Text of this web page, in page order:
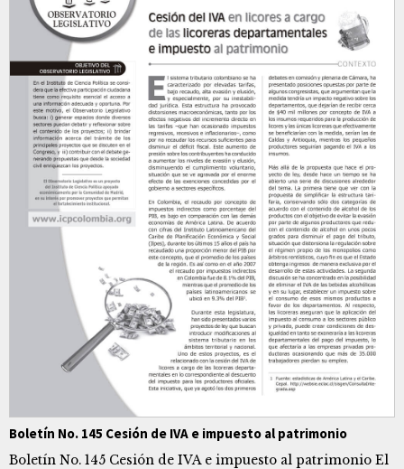
Boletín No. 145 Cesión de IVA e impuesto al patrimonio
Boletín No. 145 Cesión de IVA e impuesto al patrimonio El